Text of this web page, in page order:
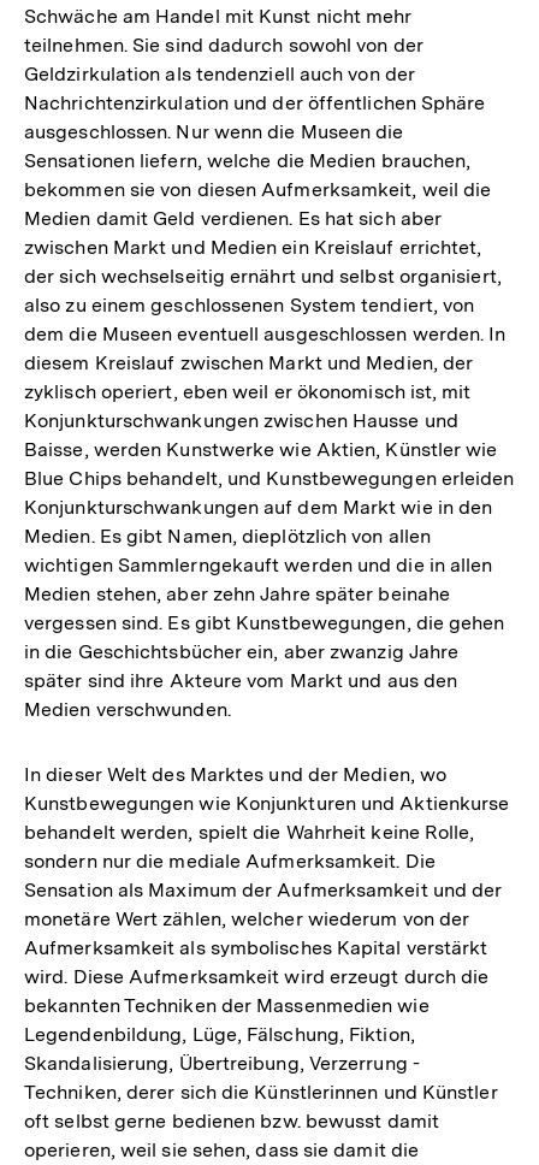
Fußnote
Schwäche am Handel mit Kunst nicht mehr
teilnehmen. Sie sind dadurch sowohl von der
Geldzirkulation als tendenziell auch von der
Nachrichtenzirkulation und der öffentlichen Sphäre
ausgeschlossen. Nur wenn die Museen die
Sensationen liefern, welche die Medien brauchen,
bekommen sie von diesen Aufmerksamkeit, weil die
Medien damit Geld verdienen. Es hat sich aber
zwischen Markt und Medien ein Kreislauf errichtet,
der sich wechselseitig ernährt und selbst organisiert,
also zu einem geschlossenen System tendiert, von
dem die Museen eventuell ausgeschlossen werden. In
diesem Kreislauf zwischen Markt und Medien, der
zyklisch operiert, eben weil er ökonomisch ist, mit
Konjunkturschwankungen zwischen Hausse und
Baisse, werden Kunstwerke wie Aktien, Künstler wie
Blue Chips behandelt, und Kunstbewegungen erleiden
Konjunkturschwankungen auf dem Markt wie in den
Medien. Es gibt Namen, dieplötzlich von allen
wichtigen Sammlerngekauft werden und die in allen
Medien stehen, aber zehn Jahre später beinahe
vergessen sind. Es gibt Kunstbewegungen, die gehen
in die Geschichtsbücher ein, aber zwanzig Jahre
später sind ihre Akteure vom Markt und aus den
Medien verschwunden.
In dieser Welt des Marktes und der Medien, wo
Kunstbewegungen wie Konjunkturen und Aktienkurse
behandelt werden, spielt die Wahrheit keine Rolle,
sondern nur die mediale Aufmerksamkeit. Die
Sensation als Maximum der Aufmerksamkeit und der
monetäre Wert zählen, welcher wiederum von der
Aufmerksamkeit als symbolisches Kapital verstärkt
wird. Diese Aufmerksamkeit wird erzeugt durch die
bekannten Techniken der Massenmedien wie
Legendenbildung, Lüge, Fälschung, Fiktion,
Skandalisierung, Übertreibung, Verzerrung -
Techniken, derer sich die Künstlerinnen und Künstler
oft selbst gerne bedienen bzw. bewusst damit
operieren, weil sie sehen, dass sie damit die